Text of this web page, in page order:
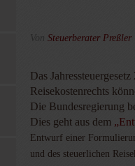
Von Steuerberater Preßler
Das
Reisekostenrechts
Die Bundesregierung
Dies geht aus dem
Entwurf einer
und des steuerlichen